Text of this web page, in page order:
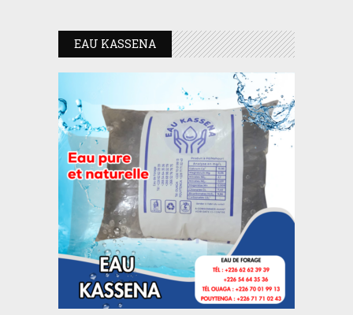
EAU KASSENA